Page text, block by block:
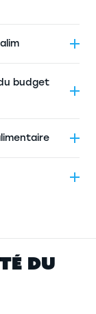
budget
É DU